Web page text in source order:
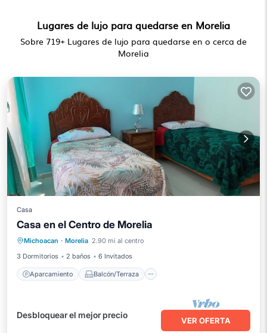
Lugares de lujo para quedarse en Morelia
Sobre 719+ Lugares de lujo para quedarse en o cerca de
Morelia
Casa
Casa en el Centro de Morelia
Michoacan · Morelia 2.90 mi al centro
3 Dormitorios
2 baños 6 Invitados
Aparcamiento Balcón/Terraza
Aparcamiento
Balcón/Terraza
Cocina
Aire acondicionado
Desbloquear el mejor precio
VER OFERTA